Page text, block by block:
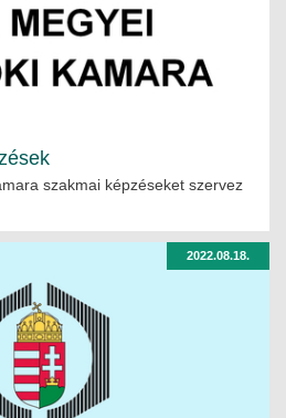
szakmai képzéseket szervez
2022.08.18.